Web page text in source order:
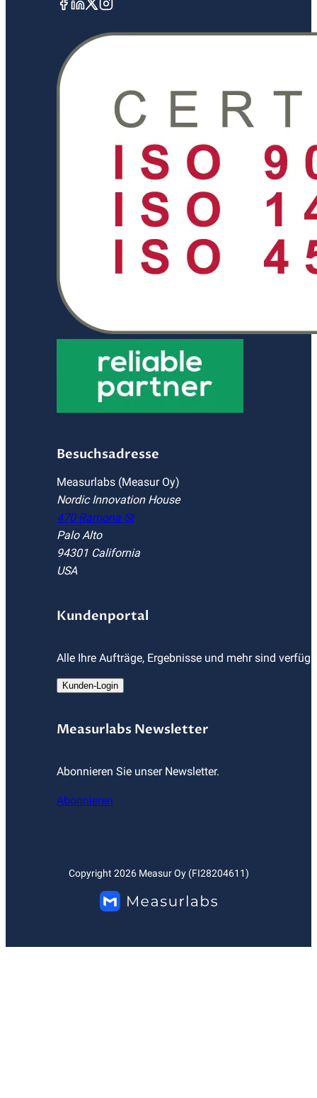
Besuchsadresse
Measurlabs (Measur Oy)
Nordic Innovation House
470 Ramona St
Palo Alto
94301 California
USA
Kundenportal
Alle Ihre Aufträge, Ergebnisse und mehr sind
Kunden-Login
Measurlabs Newsletter
Abonnieren Sie unser Newsletter.
Abonnieren
Copyright 2026Measur Oy (FI28204611)